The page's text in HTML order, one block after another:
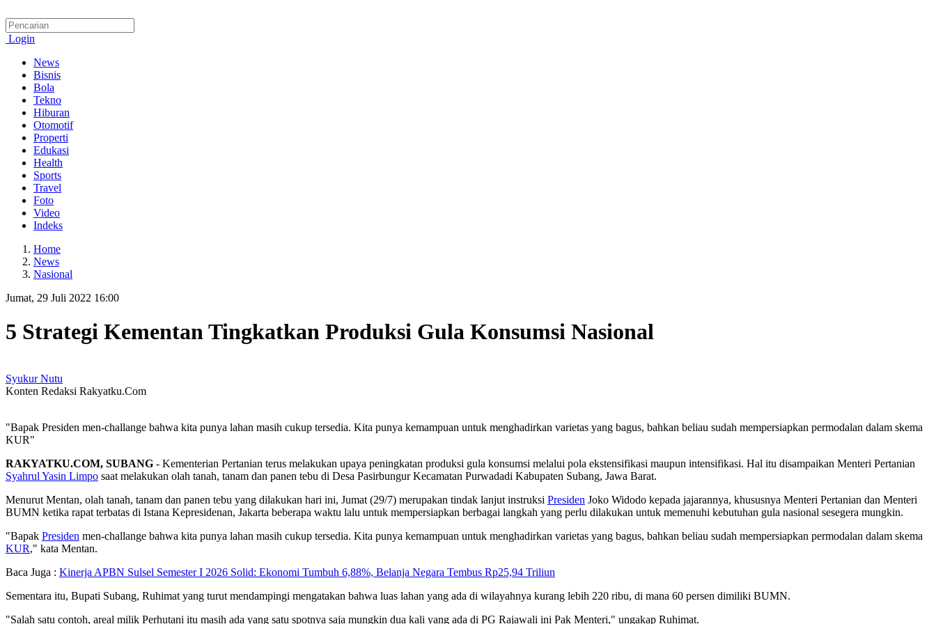
Login
News
Bisnis
Bola
Tekno
Hiburan
Otomotif
Properti
Edukasi
Health
Sports
Travel
Foto
Video
Indeks
Home
News
Nasional
Jumat, 29 Juli 2022 16:00
5 Strategi Kementan Tingkatkan Produksi Gula Konsumsi Nasional
Syukur Nutu
Konten Redaksi Rakyatku.Com
"Bapak Presiden men-challange bahwa kita punya lahan masih cukup tersedia. Kita punya kemampuan untuk menghadirkan varietas yang bagus, bahkan beliau sudah mempersiapkan permodalan dalam skema
KUR"
RAKYATKU.COM, SUBANG - Kementerian Pertanian terus melakukan upaya peningkatan produksi gula konsumsi melalui pola ekstensifikasi maupun intensifikasi. Hal itu disampaikan Menteri Pertanian
Syahrul Yasin Limpo saat melakukan olah tanah, tanam dan panen tebu di Desa Pasirbungur Kecamatan Purwadadi Kabupaten Subang, Jawa Barat.
Menurut Mentan, olah tanah, tanam dan panen tebu yang dilakukan hari ini, Jumat (29/7) merupakan tindak lanjut instruksi Presiden Joko Widodo kepada jajarannya, khususnya Menteri Pertanian dan Menteri
BUMN ketika rapat terbatas di Istana Kepresidenan, Jakarta beberapa waktu lalu untuk mempersiapkan berbagai langkah yang perlu dilakukan untuk memenuhi kebutuhan gula nasional sesegera mungkin.
"Bapak Presiden men-challange bahwa kita punya lahan masih cukup tersedia. Kita punya kemampuan untuk menghadirkan varietas yang bagus, bahkan beliau sudah mempersiapkan permodalan dalam skema
KUR," kata Mentan.
Baca Juga : Kinerja APBN Sulsel Semester I 2026 Solid: Ekonomi Tumbuh 6,88%, Belanja Negara Tembus Rp25,94 Triliun
Sementara itu, Bupati Subang, Ruhimat yang turut mendampingi mengatakan bahwa luas lahan yang ada di wilayahnya kurang lebih 220 ribu, di mana 60 persen dimiliki BUMN.
"Salah satu contoh, areal milik Perhutani itu masih ada yang satu spotnya saja mungkin dua kali yang ada di PG Rajawali ini Pak Menteri," ungakap Ruhimat.